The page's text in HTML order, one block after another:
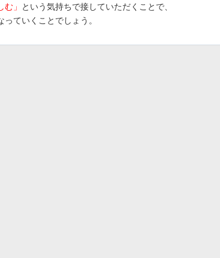
」 という気持ちで接していただくことで、
ていくことでしょう。